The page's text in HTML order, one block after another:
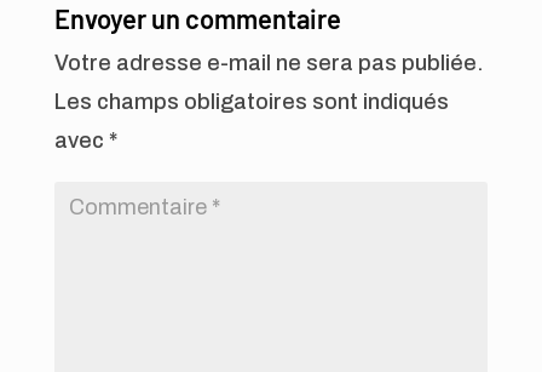
Envoyer un commentaire
Votre adresse e-mail ne sera pas publiée.
Les champs obligatoires sont indiqués
avec *